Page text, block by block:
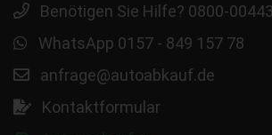
Benötigen Sie Hilfe? 0800-
WhatsApp 0157 - 849 157 78
anfrage@autoabkauf.de
Kontaktformular